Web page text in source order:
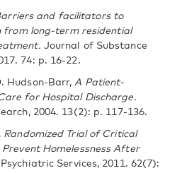
and facilitators to
from long-term residential
Journal of Substance
74: p. 16-22.
Hudson-Barr, A Patient-
for Hospital Discharge.
2004. 13(2): p. 117-136.
Randomized Trial of Critical
Homelessness After
Psychiatric Services, 2011. 62(7):